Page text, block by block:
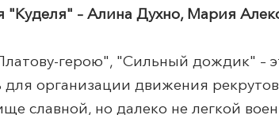
– Алина Духно, Мария
герою", "Сильный дождик" –
для организации движения
славной, но далеко не легкой